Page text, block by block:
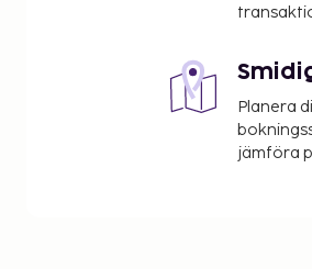
Planera
jämföra